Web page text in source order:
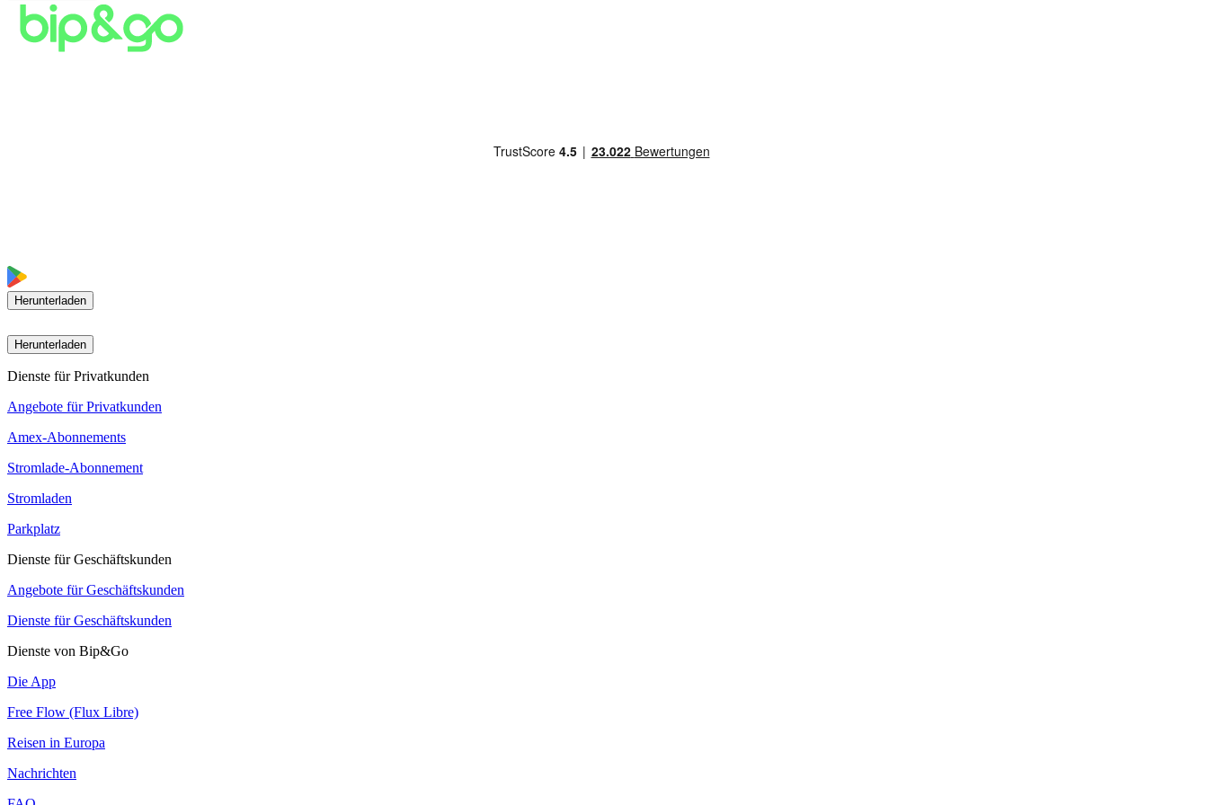
Herunterladen
Herunterladen
Dienste für Privatkunden
Angebote für Privatkunden
Amex-Abonnements
Stromlade-Abonnement
Stromladen
Parkplatz
Dienste für Geschäftskunden
Angebote für Geschäftskunden
Dienste für Geschäftskunden
Dienste von Bip&Go
Die App
Free Flow (Flux Libre)
Reisen in Europa
Nachrichten